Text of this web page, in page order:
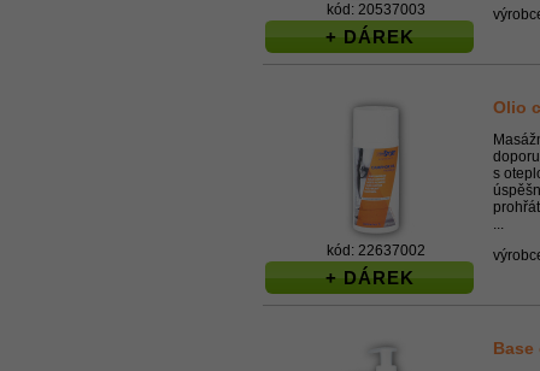
kód: 20537003
+ DÁREK
kód: 22637002
+ DÁREK
Olio
s
...
Base